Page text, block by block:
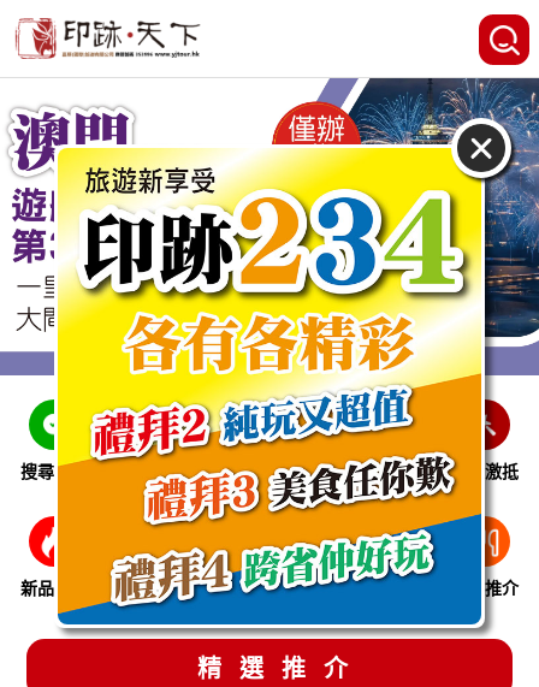
搜尋線路 跨省巴士 即時特惠 休閒娛樂 會員激抵
新品推介 季節限定 溫泉養生 買一送一 美食推介
精選推介